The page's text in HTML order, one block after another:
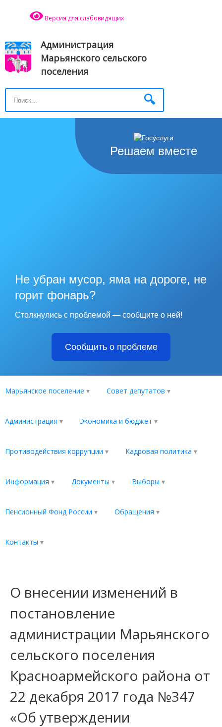
Версия для слабовидящих
Администрация
Марьянского сельского
поселения
Решаем вместе
Не убран мусор, яма на дороге, не
горит фонарь?
Столкнулись с проблемой — сообщите о ней!
Сообщить о проблеме
Марьянское поселение Совет депутатов
Администрация Экономика и бюджет
Противодействия коррупции Кадровая политика
Информация Документы Выборы
Пенсионный Фонд России Обращения
Контакты
О внесении изменений в
постановление
администрации Марьянского
сельского поселения
Красноармейского района от
22 декабря 2017 года №347
«Об утверждении